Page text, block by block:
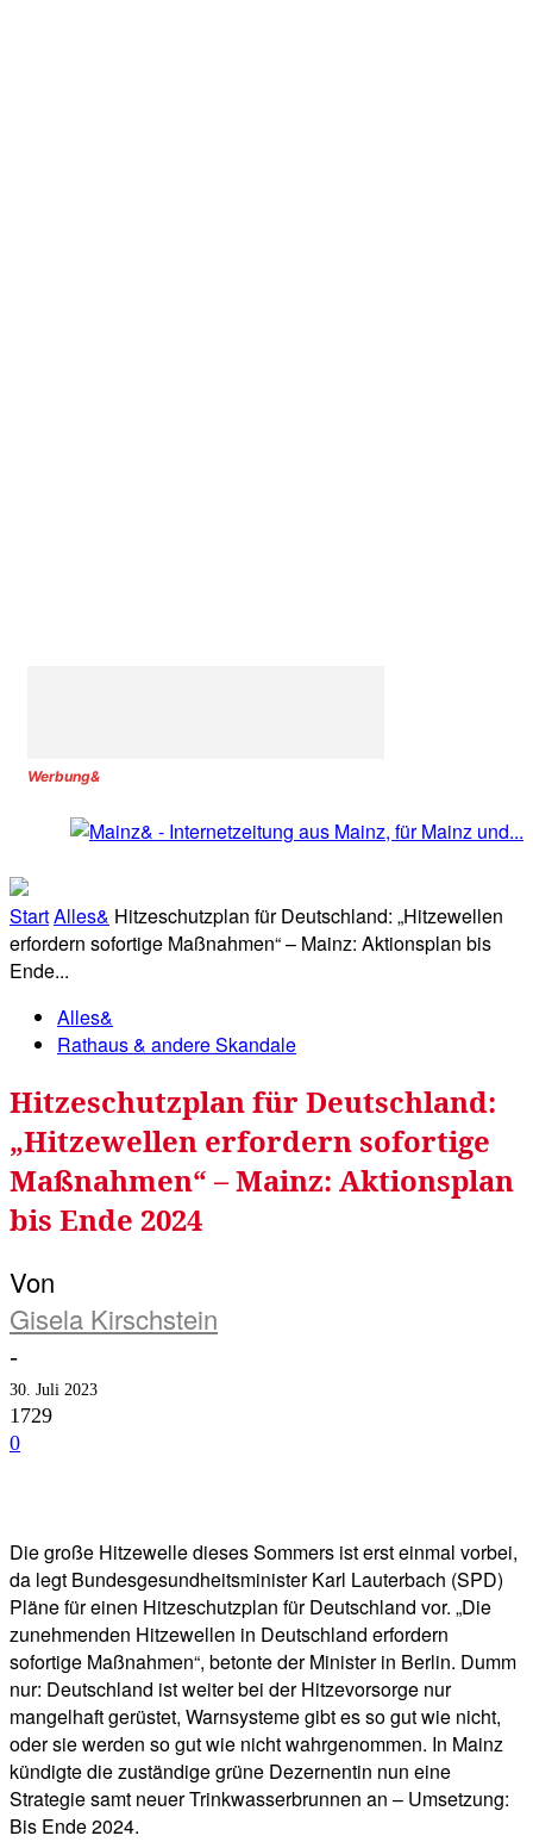
Werbung&
StartAlles& Hitzeschutzplan für Deutschland: „Hitzewellen
erfordern sofortige Maßnahmen“ – Mainz: Aktionsplan bis
Ende...
Alles&
Rathaus & andere Skandale
Hitzeschutzplan für Deutschland:
„Hitzewellen erfordern sofortige
Maßnahmen“ – Mainz: Aktionsplan
bis Ende 2024
Von
Gisela Kirschstein
-
30. Juli 2023
1729
0
Die große Hitzewelle dieses Sommers ist erst einmal vorbei,
da legt Bundesgesundheitsminister Karl Lauterbach (SPD)
Pläne für einen Hitzeschutzplan für Deutschland vor. „Die
zunehmenden Hitzewellen in Deutschland erfordern
sofortige Maßnahmen“, betonte der Minister in Berlin. Dumm
nur: Deutschland ist weiter bei der Hitzevorsorge nur
mangelhaft gerüstet, Warnsysteme gibt es so gut wie nicht,
oder sie werden so gut wie nicht wahrgenommen. In Mainz
kündigte die zuständige grüne Dezernentin nun eine
Strategie samt neuer Trinkwasserbrunnen an – Umsetzung:
Bis Ende 2024.